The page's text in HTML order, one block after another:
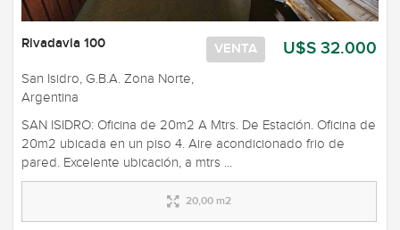
U$S 32.000
VENTA
Rivadavia 100
San Isidro, G.B.A. Zona Norte,
Argentina
SAN ISIDRO: Oficina de 20m2 A Mtrs. De Estación. Oficina de
20m2 ubicada en un piso 4. Aire acondicionado frio de
pared. Excelente ubicación, a mtrs ...
20,00 m2